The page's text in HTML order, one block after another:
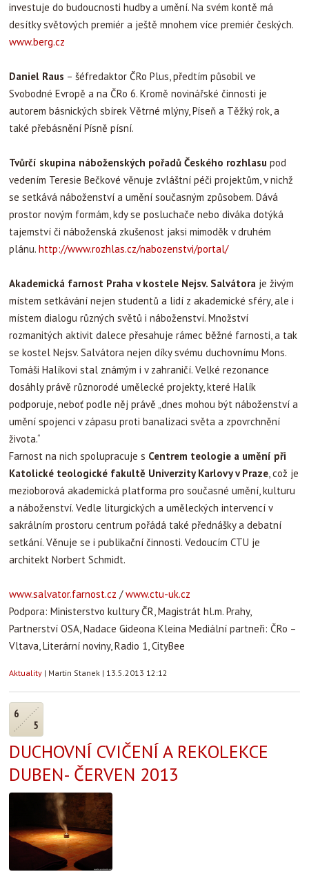
investuje do budoucnosti hudby a umění. Na svém kontě má
desítky světových premiér a ještě mnohem více premiér českých.
www.berg.cz
Daniel Raus – šéfredaktor ČRo Plus, předtím působil ve
Svobodné Evropě a na ČRo 6. Kromě novinářské činnosti je
autorem básnických sbírek Větrné mlýny, Píseň a Těžký rok, a
také přebásnění Písně písní.
Tvůrčí skupina náboženských pořadů Českého rozhlasu pod
vedením Teresie Bečkové věnuje zvláštní péči projektům, v nichž
se setkává náboženství a umění současným způsobem. Dává
prostor novým formám, kdy se posluchače nebo diváka dotýká
tajemství či náboženská zkušenost jaksi mimoděk v druhém
plánu. http://www.rozhlas.cz/nabozenstvi/portal/
Akademická farnost Praha v kostele Nejsv. Salvátora je živým
místem setkávání nejen studentů a lidí z akademické sféry, ale i
místem dialogu různých světů i náboženství. Množství
rozmanitých aktivit dalece přesahuje rámec běžné farnosti, a tak
se kostel Nejsv. Salvátora nejen díky svému duchovnímu Mons.
Tomáši Halíkovi stal známým i v zahraničí. Velké rezonance
dosáhly právě různorodé umělecké projekty, které Halík
podporuje, neboť podle něj právě „dnes mohou být náboženství a
umění spojenci v zápasu proti banalizaci světa a zpovrchnění
života.“
Farnost na nich spolupracuje s Centrem teologie a umění při
Katolické teologické fakultě Univerzity Karlovy v Praze, což je
mezioborová akademická platforma pro současné umění, kulturu
a náboženství. Vedle liturgických a uměleckých intervencí v
sakrálním prostoru centrum pořádá také přednášky a debatní
setkání. Věnuje se i publikační činnosti. Vedoucím CTU je
architekt Norbert Schmidt.
www.salvator.farnost.cz /www.ctu-uk.cz
Podpora: Ministerstvo kultury ČR, Magistrát hl.m. Prahy,
Partnerství OSA, Nadace Gideona Kleina Mediální partneři: ČRo –
Vltava, Literární noviny, Radio 1, CityBee
Aktuality | Martin Stanek | 13.5.2013 12:12
6
5
DUCHOVNÍ CVIČENÍ A REKOLEKCE
DUBEN- ČERVEN 2013